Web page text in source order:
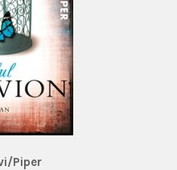
Piper